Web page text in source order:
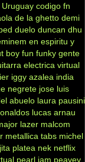
codigo fn
de la ghetto demi
duelo duncan dhu
en espiritu y
boy fun funky gente
electrica virtual
iggy azalea india
negrete jose luis
abuelo laura pausini
lucas arnau
lazer malcom
metallica tabs michel
platea nek netflix
pearl jam peavey